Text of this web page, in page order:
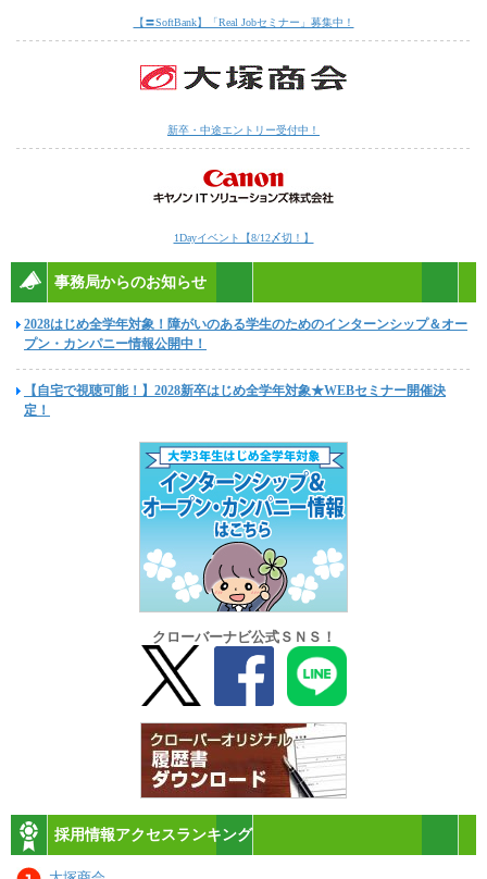
【〓SoftBank】「Real Jobセミナー」募集中！
新卒・中途エントリー受付中！
1Dayイベント【8/12〆切！】
事務局からのお知らせ
2028はじめ全学年対象！障がいのある学生のためのインターンシップ＆オー
プン・カンパニー情報公開中！
【自宅で視聴可能！】2028新卒はじめ全学年対象★WEBセミナー開催決
定！
クローバーナビ公式ＳＮＳ！
採用情報アクセスランキング